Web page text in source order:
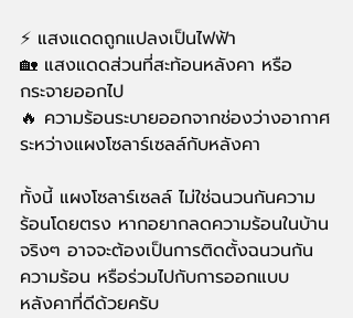
⚡️ แสงแดดถูกแปลงเป็นไฟฟ้า
🏡 แสงแดดส่วนที่สะท้อนหลังคา หรือ
กระจายออกไป
🔥 ความร้อนระบายออกจากช่องว่างอากาศ
ระหว่างแผงโซลาร์เซลล์กับหลังคา
ทั้งนี้ แผงโซลาร์เซลล์ ไม่ใช่ฉนวนกันความ
ร้อนโดยตรง หากอยากลดความร้อนในบ้าน
จริงๆ อาจจะต้องเป็นการติดตั้งฉนวนกัน
ความร้อน หรือร่วมไปกับการออกแบบ
หลังคาที่ดีด้วยครับ